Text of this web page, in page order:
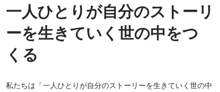
一人ひとりが自分のストーリ
ーを生きていく世の中をつ
くる
私たちは「一人ひとりが自分のストーリーを生きていく世の中